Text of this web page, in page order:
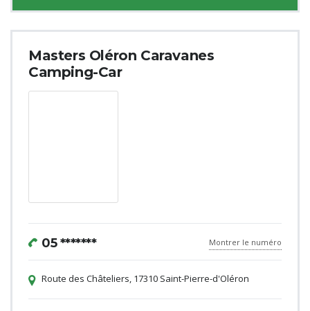
Masters Oléron Caravanes
Camping-Car
05 ******* Montrer le numéro
Route des Châteliers, 17310 Saint-Pierre-d'Oléron